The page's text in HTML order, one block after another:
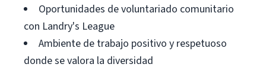
Oportunidades de voluntariado comunitario
con Landry's League
Ambiente de trabajo positivo y respetuoso
donde se valora la diversidad